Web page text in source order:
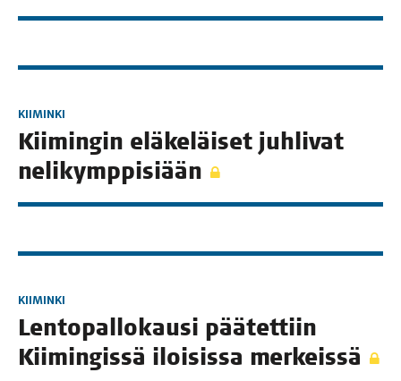
KIIMINKI
Kii­min­gin elä­ke­läi­set juh­li­vat
nelikymppisiään
KIIMINKI
Len­to­pal­lo­kausi pää­tet­tiin
Kii­min­gis­sä iloi­sis­sa merkeissä